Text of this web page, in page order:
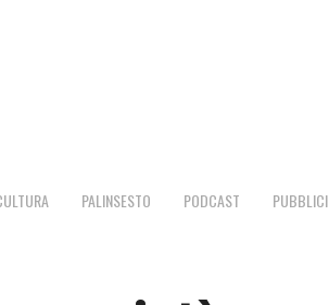
PALINSESTO PODCAST